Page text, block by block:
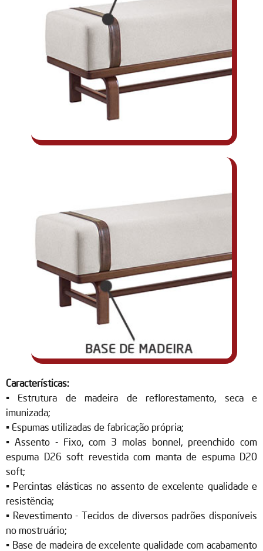
Características:
• Estrutura de madeira de reflorestamento, seca e
imunizada;
• Espumas utilizadas de fabricação própria;
• Assento - Fixo, com 3 molas bonnel, preenchido com
espuma D26 soft revestida com manta de espuma D20
soft;
• Percintas elásticas no assento de excelente qualidade e
resistência;
• Revestimento - Tecidos de diversos padrões disponíveis
no mostruário;
• Base de madeira de excelente qualidade com acabamento